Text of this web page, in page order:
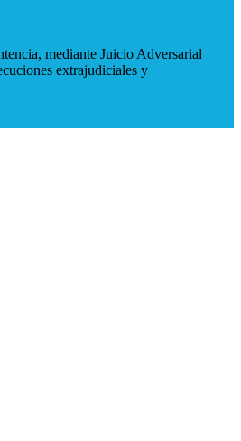
mediante Juicio Adversarial
extrajudiciales y